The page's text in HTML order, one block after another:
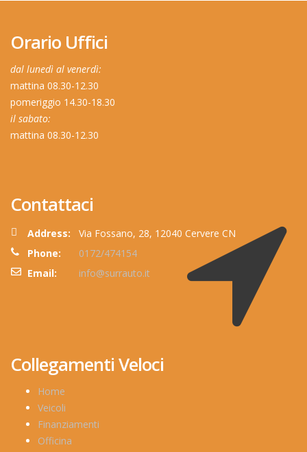
Orario Uffici
dal lunedì al venerdì:
mattina 08.30-12.30
pomeriggio 14.30-18.30
il sabato:
mattina 08.30-12.30
Contattaci
Address:
Via Fossano, 28, 12040 Cervere CN
Phone:
0172/474154
Email:
info@surrauto.it
Collegamenti Veloci
Home
Veicoli
Finanziamenti
Officina